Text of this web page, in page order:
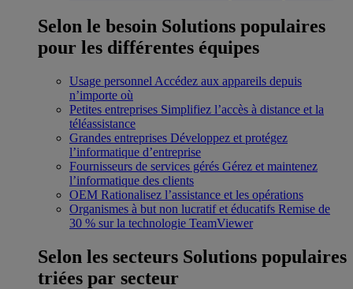
Selon le besoin Solutions populaires
pour les différentes équipes
Usage personnel Accédez aux appareils depuis
n’importe où
Petites entreprises Simplifiez l’accès à distance et la
téléassistance
Grandes entreprises Développez et protégez
l’informatique d’entreprise
Fournisseurs de services gérés Gérez et maintenez
l’informatique des clients
OEM Rationalisez l’assistance et les opérations
Organismes à but non lucratif et éducatifs Remise de
30 % sur la technologie TeamViewer
Selon les secteurs Solutions populaires
triées par secteur